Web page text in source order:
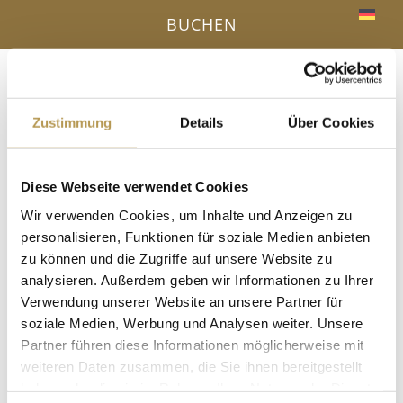
Zustimmung Details Über Cookies
Diese Webseite verwendet Cookies
Wir verwenden Cookies, um Inhalte und Anzeigen zu
personalisieren, Funktionen für soziale Medien anbieten
zu können und die Zugriffe auf unsere Website zu
analysieren. Außerdem geben wir Informationen zu Ihrer
Verwendung unserer Website an unsere Partner für
soziale Medien, Werbung und Analysen weiter. Unsere
Partner führen diese Informationen möglicherweise mit
weiteren Daten zusammen, die Sie ihnen bereitgestellt
a Menü
BUCHEN
Diese Veranstaltung hat bereits stattgefunden.
Kühle Meeresfrische –
Pfefferminzaufguss mit Esther
4 Juli, 11:30-11:45